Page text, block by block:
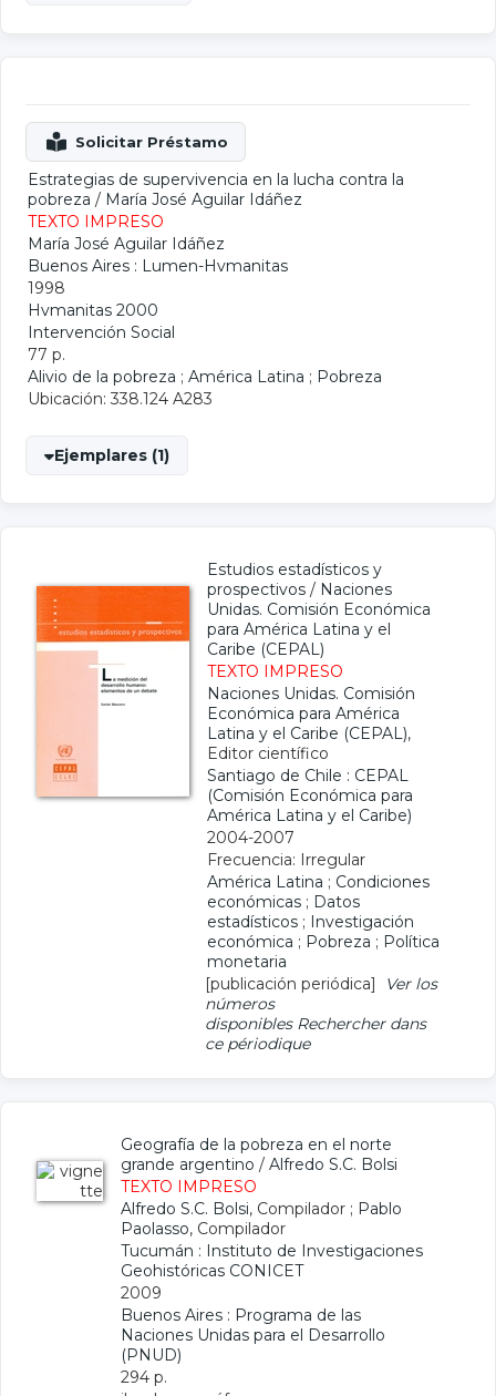
Estrategias de supervivencia en la lucha contra la
pobreza / María José Aguilar Idáñez
TEXTO IMPRESO
María José Aguilar Idáñez
Buenos Aires : Lumen-Hvmanitas
1998
Hvmanitas 2000
Intervención Social
77 p.
Alivio de la pobreza ; América Latina ; Pobreza
Ubicación: 338.124 A283
Ejemplares (1)
Estudios estadísticos y
prospectivos / Naciones
Unidas. Comisión Económica
para América Latina y el
Caribe (CEPAL)
TEXTO IMPRESO
Naciones Unidas. Comisión
Económica para América
Latina y el Caribe (CEPAL),
Editor científico
Santiago de Chile : CEPAL
(Comisión Económica para
América Latina y el Caribe)
2004-2007
Frecuencia: Irregular
América Latina ; Condiciones
económicas ; Datos
estadísticos ; Investigación
económica ; Pobreza ; Política
monetaria
[publicación periódica]
Ver los
números
disponibles Rechercher dans
ce périodique
Geografía de la pobreza en el norte
grande argentino / Alfredo S.C. Bolsi
TEXTO IMPRESO
Alfredo S.C. Bolsi, Compilador ; Pablo
Paolasso, Compilador
Tucumán : Instituto de Investigaciones
Geohistóricas CONICET
2009
Buenos Aires : Programa de las
Naciones Unidas para el Desarrollo
(PNUD)
294 p.